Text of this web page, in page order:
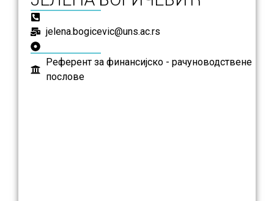
jelena.bogicevic@uns.ac.rs
Референт за финансијско - рачуноводствене
послове